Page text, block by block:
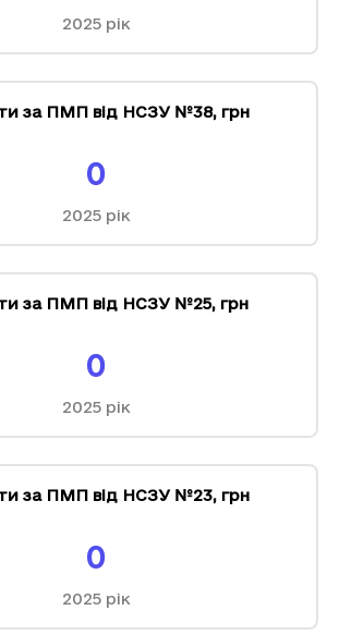
2025рік
за ПМП від НСЗУ №38, грн
0
2025рік
за ПМП від НСЗУ №25, грн
0
2025рік
за ПМП від НСЗУ №23, грн
0
2025рік